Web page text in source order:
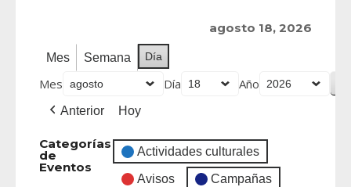
agosto 18, 2026
Mes Semana Día
Mes Día Año
Anterior Hoy
Categorías
de
Eventos
Actividades culturales
Avisos Campañas